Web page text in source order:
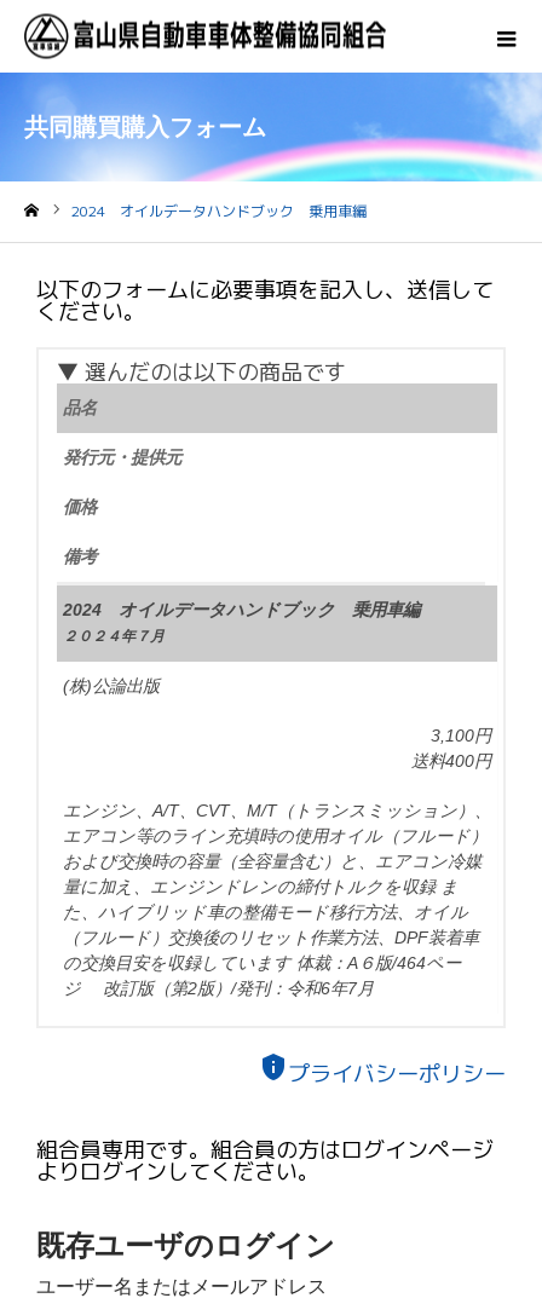
共同購買購入フォーム
2024 オイルデータハンドブック 乗用車編
以下のフォームに必要事項を記入し、送信して
ください。
▼ 選んだのは以下の商品です
品名
発行元・提供元
価格
備考
2024 オイルデータハンドブック 乗用車編
２０２４年７月
(株)公論出版
3,100円
送料400円
エンジン、A/T、CVT、M/T（トランスミッション）、
エアコン等のライン充填時の使用オイル（フルード）
および交換時の容量（全容量含む）と、エアコン冷媒
量に加え、エンジンドレンの締付トルクを収録 ま
た、ハイブリッド車の整備モード移行方法、オイル
（フルード）交換後のリセット作業方法、DPF装着車
の交換目安を収録しています 体裁：A６版/464ペー
ジ 改訂版（第2版）/発刊：令和6年7月
privacy_tipプライバシーポリシー
組合員専用です。組合員の方はログインページ
よりログインしてください。
既存ユーザのログイン
ユーザー名またはメールアドレス